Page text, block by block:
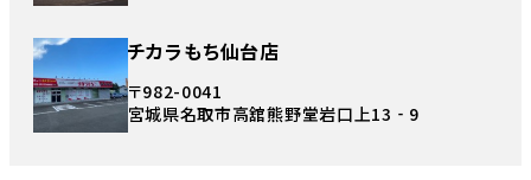
チカラもち仙台店
〒982-0041
宮城県名取市高舘熊野堂岩口上13‐9